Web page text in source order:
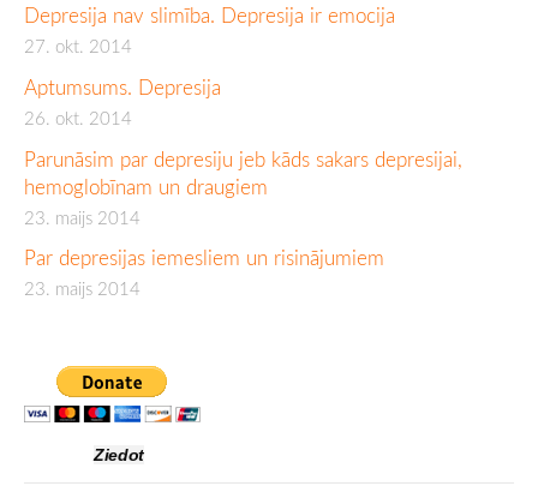
Depresija nav slimība. Depresija ir emocija
27. okt. 2014
Aptumsums. Depresija
26. okt. 2014
Parunāsim par depresiju jeb kāds sakars depresijai,
hemoglobīnam un draugiem
23. maijs 2014
Par depresijas iemesliem un risinājumiem
23. maijs 2014
Ziedot